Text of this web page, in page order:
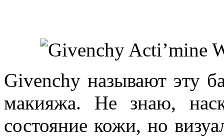
Givenchy называют эту
макияжа. Не знаю,
состояние кожи, но